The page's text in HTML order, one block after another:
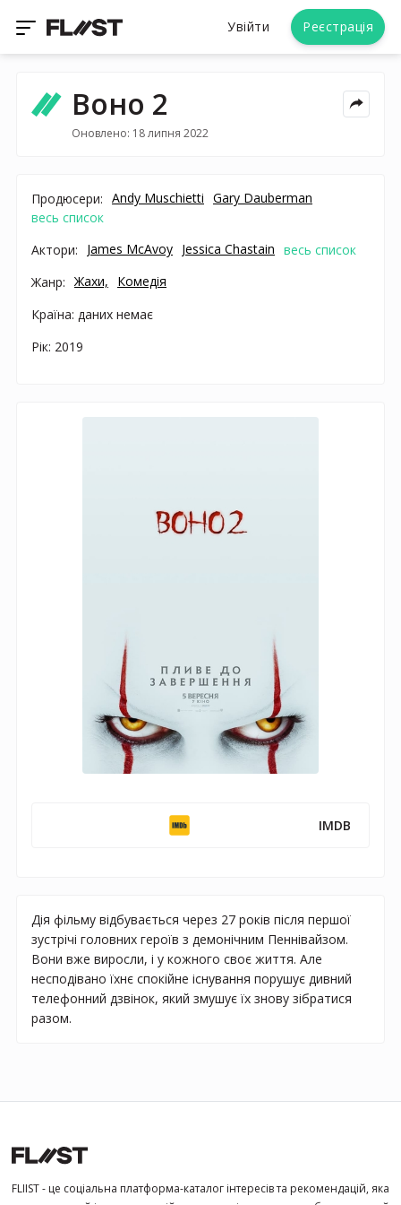
Увійти Реєстрація
Воно 2
Оновлено: 18 липня 2022
Продюсери: Andy Muschietti Gary Dauberman
весь список
Актори:
James McAvoy Jessica Chastain весь список
Жанр: Жахи,
Комедія
Країна: даних немає
Рік: 2019
IMDB
Дія фільму відбувається через 27 років після першої
зустрічі головних героїв з демонічним Пеннівайзом.
Вони вже виросли, і у кожного своє життя. Але
несподівано їхнє спокійне існування порушує дивний
телефонний дзвінок, який змушує їх знову зібратися
разом.
FLIIST - це соціальна платформа-каталог інтересів та рекомендацій, яка